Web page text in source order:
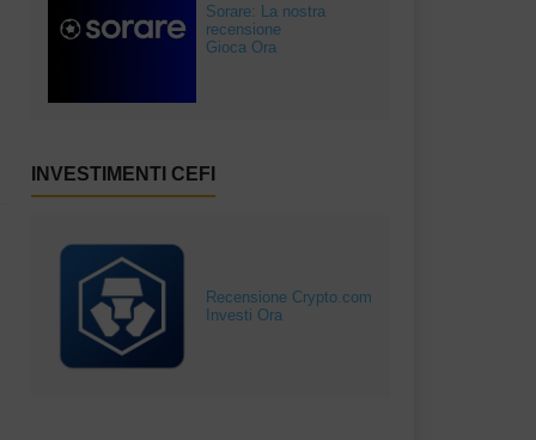
Sorare: La nostra
recensione
Gioca Ora
INVESTIMENTI CEFI
Recensione Crypto.com
Investi Ora